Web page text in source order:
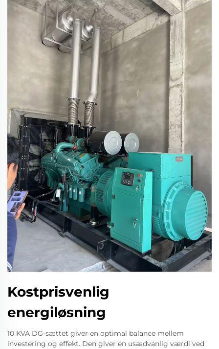
Kostprisvenlig
energiløsning
10 KVA DG-sættet giver en optimal balance mellem
investering og effekt. Den giver en usædvanlig værdi ved